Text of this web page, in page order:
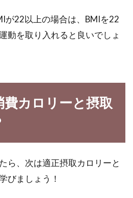
食...
トに向いている？！
から大人まで、みんなが大好きなパス
ロリーが高いせいか、ダイエット中は食
いけ...
玄米でダイエット！ブログ活
が22以上の場合は、BMIを22
動を取り入れると良いでしょ
カロリーと摂取
ら、次は適正摂取カロリーと
びましょう！